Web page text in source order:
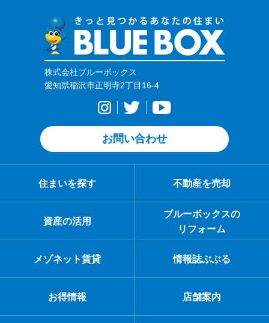
株式会社ブルーボックス
愛知県稲沢市正明寺2丁目16-4
お問い合わせ
住まいを探す 不動産を売却
資産の活用
ブルーボックスの
リフォーム
メゾネット賃貸 情報誌ぶぶる
お得情報 店舗案内